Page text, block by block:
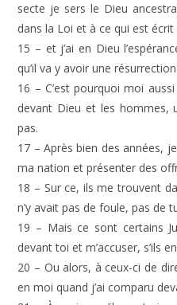
secte je sers le Dieu
dans la Loi et à ce qui est
15 – et j’ai en Dieu
qu’il va y avoir une
16 – C’est pourquoi moi
devant Dieu et les hommes,
pas.
17 – Après bien des années,
ma nation et présenter des
18 – Sur ce, ils me trouvent
n’y avait pas de foule, pas de
19 – Mais ce sont certains
devant toi et m’accuser, s’ils
20 – Ou alors, à ceux-ci de
en moi quand j’ai comparu